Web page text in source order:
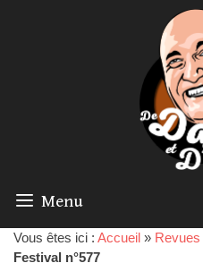
Menu
Vous êtes ici : Accueil » Revues
Festival n°577